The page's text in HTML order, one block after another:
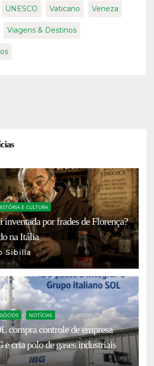
UNESCO Vaticano Veneza
Viagens & Destinos
E CULTURA
por frades de Florença?
na Itália
Sibilla
NOTÍCIAS
compra controle de empresa
e cria polo de gases industriais